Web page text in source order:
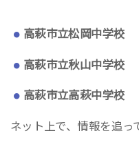
高萩市立松岡中学校
高萩市立秋山中学校
高萩市立高萩中学校
ネット上で、情報を追っ